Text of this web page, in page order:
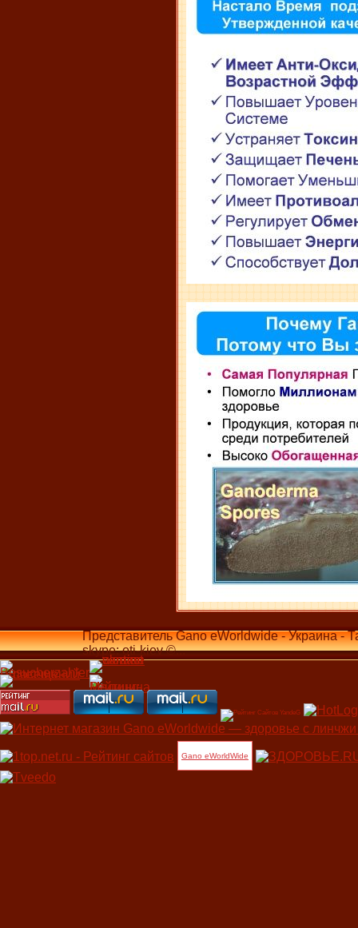
Представитель Gano eWorldwide - Украина -
skype: oti-kiev ©...
Gano eWorldWide